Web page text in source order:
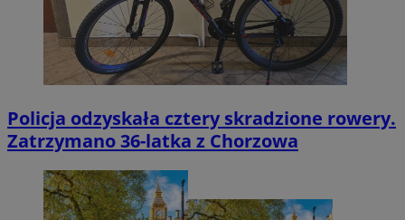
Policja odzyskała cztery skradzione rowery.
Zatrzymano 36-latka z Chorzowa